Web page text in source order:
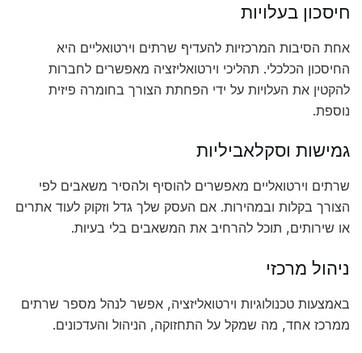
חיסכון בעלויות
אחת הסיבות המרכזיות להעדיף שרתים וירטואליים היא
החיסכון הכלכלי. תהליכי וירטואליזציה מאפשרים לחברות
להקטין את העלויות על ידי הפחתת הצורך בחומרה פיזית
נוספת.
גמישות וסקלאביליות
שרתים וירטואליים מאפשרים להוסיף ולהסיר משאבים לפי
הצורך בקלות ובמהירות. אם העסק שלך גדל וזקוק לעוד אתרים
או שירותים, תוכל להרחיב את המשאבים בלי בעיות.
ניהול מרכזי
באמצעות טכנולוגיות וירטואליזציה, אפשר לנהל מספר שרתים
ממרכז אחד, מה שמקל על התחזוקה, הניהול והעדכונים.